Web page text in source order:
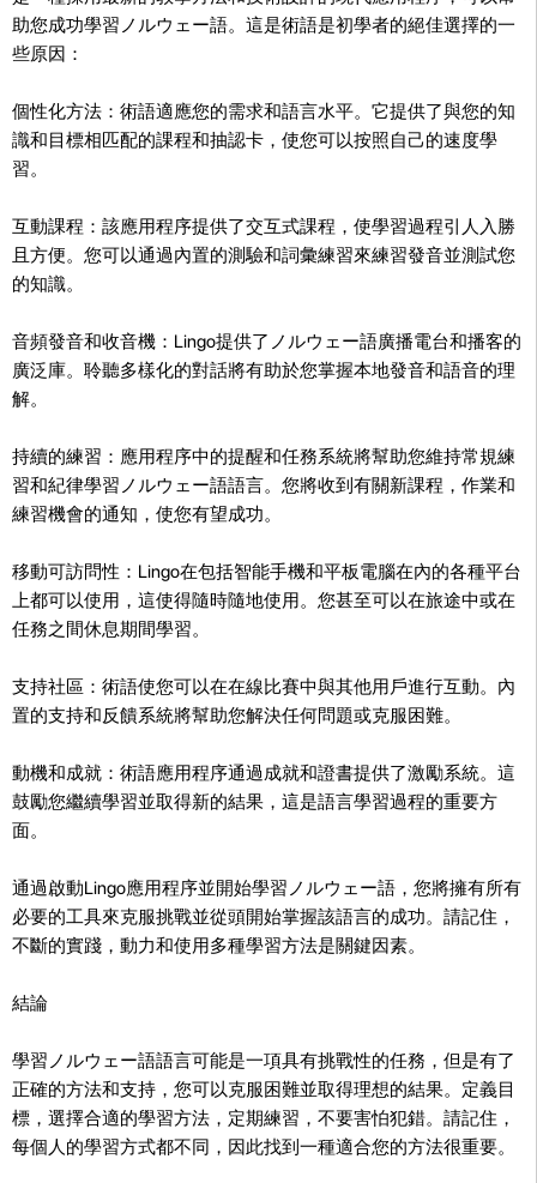
助您成功學習ノルウェー語。這是術語是初學者的絕佳選擇的一
些原因：
個性化方法：術語適應您的需求和語言水平。它提供了與您的知
識和目標相匹配的課程和抽認卡，使您可以按照自己的速度學
習。
互動課程：該應用程序提供了交互式課程，使學習過程引人入勝
且方便。您可以通過內置的測驗和詞彙練習來練習發音並測試您
的知識。
音頻發音和收音機：Lingo提供了ノルウェー語廣播電台和播客的
廣泛庫。聆聽多樣化的對話將有助於您掌握本地發音和語音的理
解。
持續的練習：應用程序中的提醒和任務系統將幫助您維持常規練
習和紀律學習ノルウェー語語言。您將收到有關新課程，作業和
練習機會的通知，使您有望成功。
移動可訪問性：Lingo在包括智能手機和平板電腦在內的各種平台
上都可以使用，這使得隨時隨地使用。您甚至可以在旅途中或在
任務之間休息期間學習。
支持社區：術語使您可以在在線比賽中與其他用戶進行互動。內
置的支持和反饋系統將幫助您解決任何問題或克服困難。
動機和成就：術語應用程序通過成就和證書提供了激勵系統。這
鼓勵您繼續學習並取得新的結果，這是語言學習過程的重要方
面。
通過啟動Lingo應用程序並開始學習ノルウェー語，您將擁有所有
必要的工具來克服挑戰並從頭開始掌握該語言的成功。請記住，
不斷的實踐，動力和使用多種學習方法是關鍵因素。
結論
學習ノルウェー語語言可能是一項具有挑戰性的任務，但是有了
正確的方法和支持，您可以克服困難並取得理想的結果。定義目
標，選擇合適的學習方法，定期練習，不要害怕犯錯。請記住，
每個人的學習方式都不同，因此找到一種適合您的方法很重要。